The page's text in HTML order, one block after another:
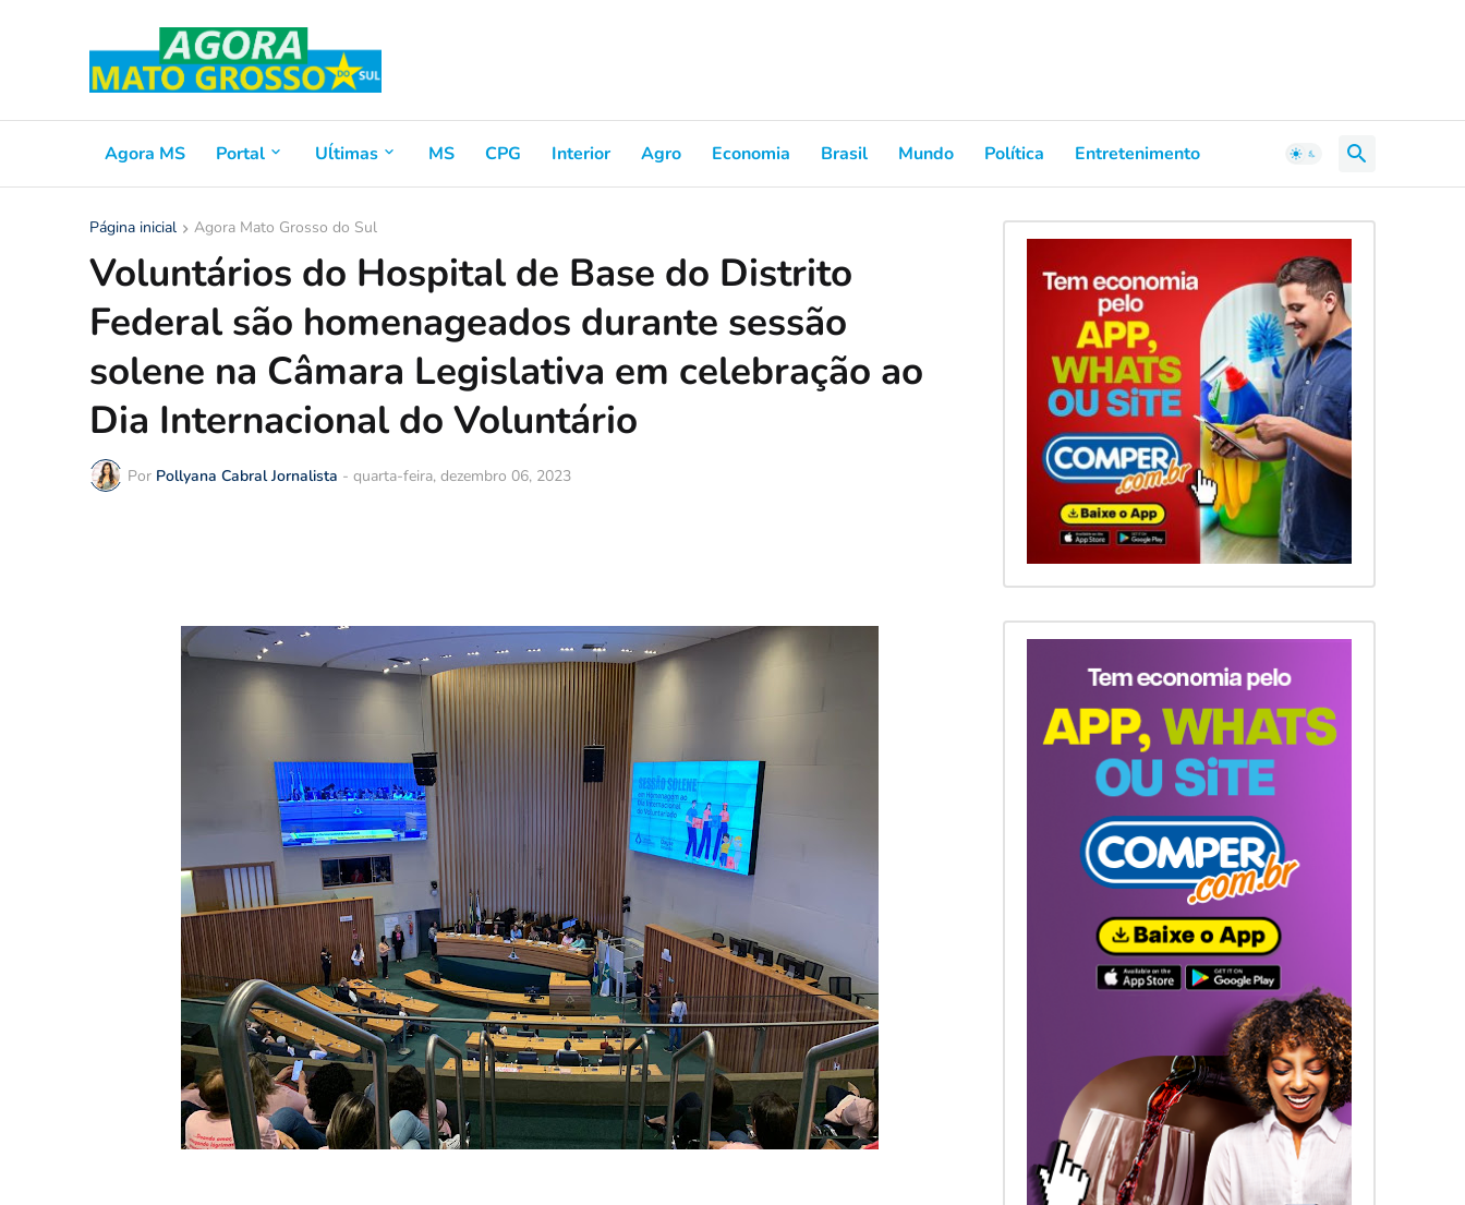
Agora MS Portal Uĺtimas MS CPG Interior Agro Economia Brasil Mundo Política Entretenimento
Página inicial Agora Mato Grosso do Sul
Voluntários do Hospital de Base do Distrito
Federal são homenageados durante sessão
solene na Câmara Legislativa em celebração ao
Dia Internacional do Voluntário
Por Pollyana Cabral Jornalista - quarta-feira, dezembro 06, 2023